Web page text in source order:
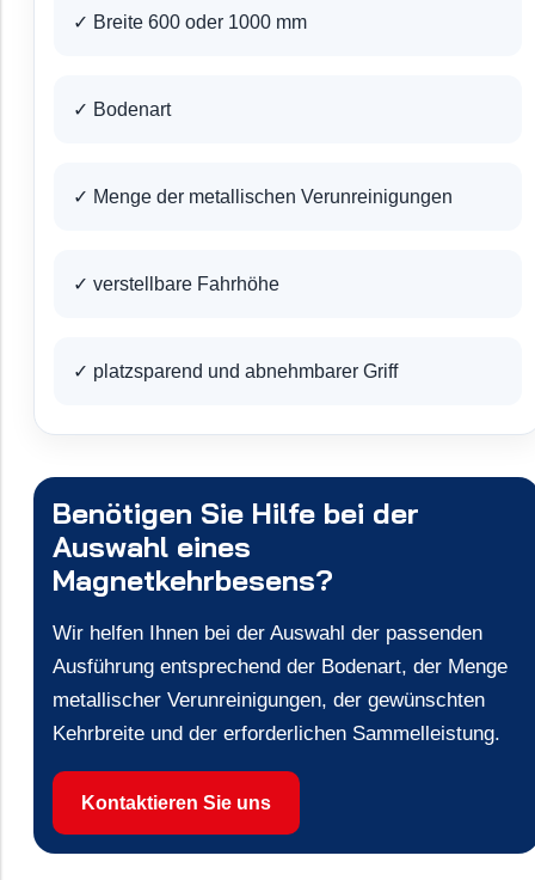
✓ Breite 600 oder 1000 mm
✓ Bodenart
✓ Menge der metallischen Verunreinigungen
✓ verstellbare Fahrhöhe
✓ platzsparend und abnehmbarer Griff
Benötigen Sie Hilfe bei der
Auswahl eines
Magnetkehrbesens?
Wir helfen Ihnen bei der Auswahl der passenden
Ausführung entsprechend der Bodenart, der Menge
metallischer Verunreinigungen, der gewünschten
Kehrbreite und der erforderlichen Sammelleistung.
Kontaktieren Sie uns